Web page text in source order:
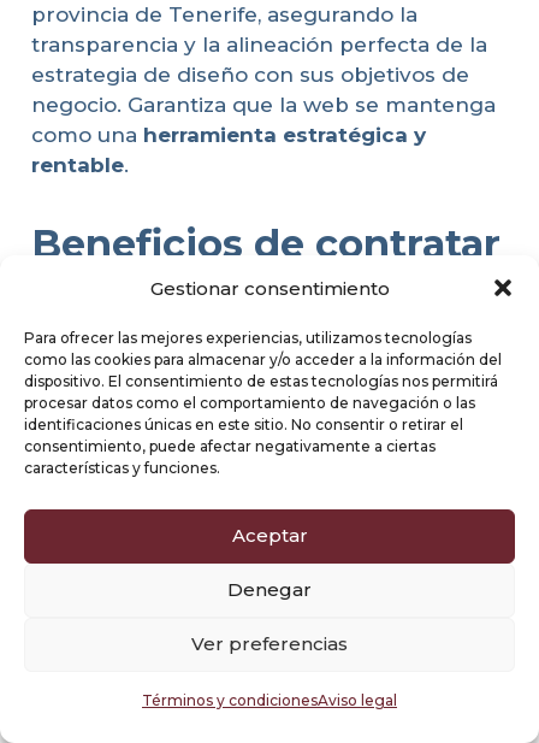
Gestionar consentimiento
Para ofrecer las mejores experiencias, utilizamos tecnologías
como las cookies para almacenar y/o acceder a la información del
dispositivo. El consentimiento de estas tecnologías nos permitirá
procesar datos como el comportamiento de navegación o las
identificaciones únicas en este sitio. No consentir o retirar el
consentimiento, puede afectar negativamente a ciertas
características y funciones.
Aceptar
Denegar
Ver preferencias
Términos y condicionesAviso legal
provincia de Tenerife, asegurando la
transparencia y la alineación perfecta de la
estrategia de diseño con sus objetivos de
negocio. Garantiza que la web se mantenga
como una herramienta estratégica y
rentable.
Beneficios de contratar
una Agencia Diseño
Web y SEO en Santa
Cruz de la Palma,
provincia de Tenerife
Estrategia que aumenta tu presencia (